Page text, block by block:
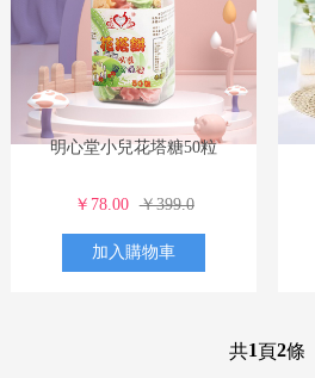
明心堂小兒花塔糖50粒
￥78.00 ￥399.0
加入購物車
共1頁2條